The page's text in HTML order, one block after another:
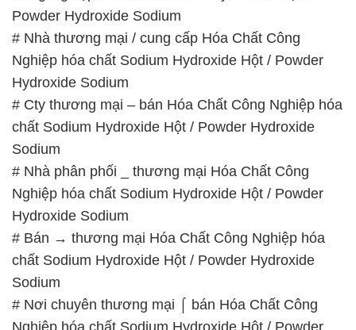
# Nơi chuyên thương mại ⌠ bán Hóa Chất Công
Nghiệp hóa chất Sodium Hydroxide Hột / Powder
Hydroxide Sodium
📞PHÒNG KINH DOANH – CÔNG TY HÓA CHẤT
ĐẮC TRƯỜNG PHÁT🌐
🌐 Website: https://hoachatmientay.com/
📞 Hotline:
– 0933.920.505 – 028.3504.5555
– 028.3756.1835 – 028.3756.1840 –
028.3756.1841- 028.3756.1842
– 0932.660.696 – 0901.326.566 – 0906.387.866 –
0902.765.866